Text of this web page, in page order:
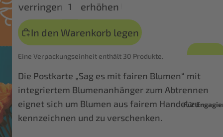
Für
verringern
erhöhen
In den Warenkorb legen
Eine Verpackungseinheit enthält 30 Produkte.
Die Postkarte „Sag es mit fairen Blumen“ mit
integriertem Blumenanhänger zum Abtrennen
eignet sich um Blumen aus fairem Handel zu
kennzeichnen und zu verschenken.